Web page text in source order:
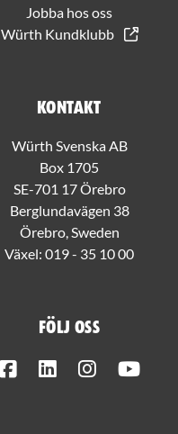
Jobba hos oss
Würth Kundklubb
Kontakt
Würth Svenska AB
Box 1705
SE-701 17 Örebro
Berglundavägen 38
Örebro, Sweden
Växel: 019 - 35 10 00
Följ oss
FacebookLinkedInInstagram